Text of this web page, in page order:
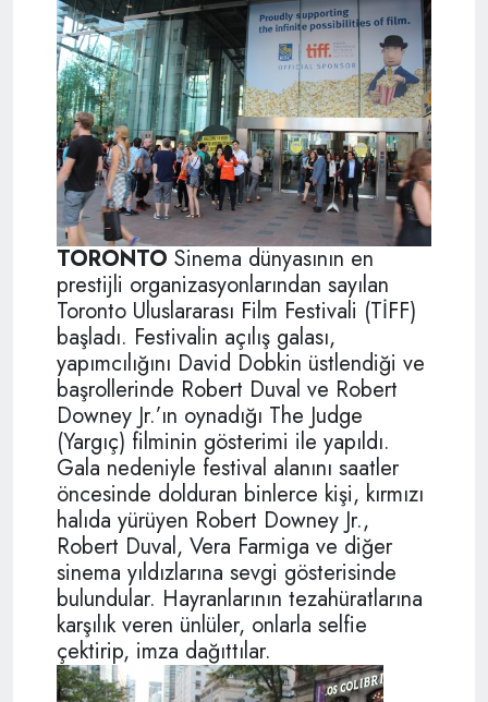
TORONTO Sinema dünyasının en
prestijli organizasyonlarından sayılan
Toronto Uluslararası Film Festivali (TİFF)
başladı. Festivalin açılış galası,
yapımcılığını David Dobkin üstlendiği ve
başrollerinde Robert Duval ve Robert
Downey Jr.’ın oynadığı The Judge
(Yargıç) filminin gösterimi ile yapıldı.
Gala nedeniyle festival alanını saatler
öncesinde dolduran binlerce kişi, kırmızı
halıda yürüyen Robert Downey Jr.,
Robert Duval, Vera Farmiga ve diğer
sinema yıldızlarına sevgi gösterisinde
bulundular. Hayranlarının tezahüratlarına
karşılık veren ünlüler, onlarla selfie
çektirip, imza dağıttılar.